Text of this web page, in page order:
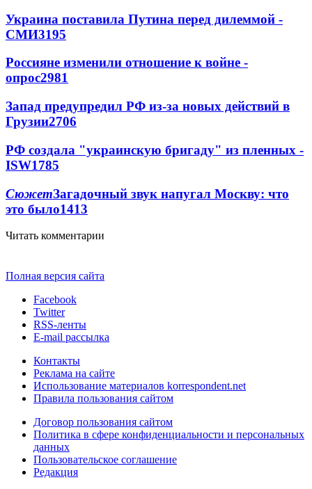
Украина поставила Путина перед дилеммой -
СМИ3195
Россияне изменили отношение к войне -
опрос2981
Запад предупредил РФ из-за новых действий в
Грузии2706
РФ создала "украинскую бригаду" из пленных -
ISW1785
СюжетЗагадочный звук напугал Москву: что
это было1413
Читать комментарии
Полная версия сайта
Facebook
Twitter
RSS-ленты
E-mail рассылка
Контакты
Реклама на сайте
Использование материалов korrespondent.net
Правила пользования сайтом
Договор пользования сайтом
Политика в сфере конфиденциальности и персональных
данных
Пользовательское соглашение
Редакция